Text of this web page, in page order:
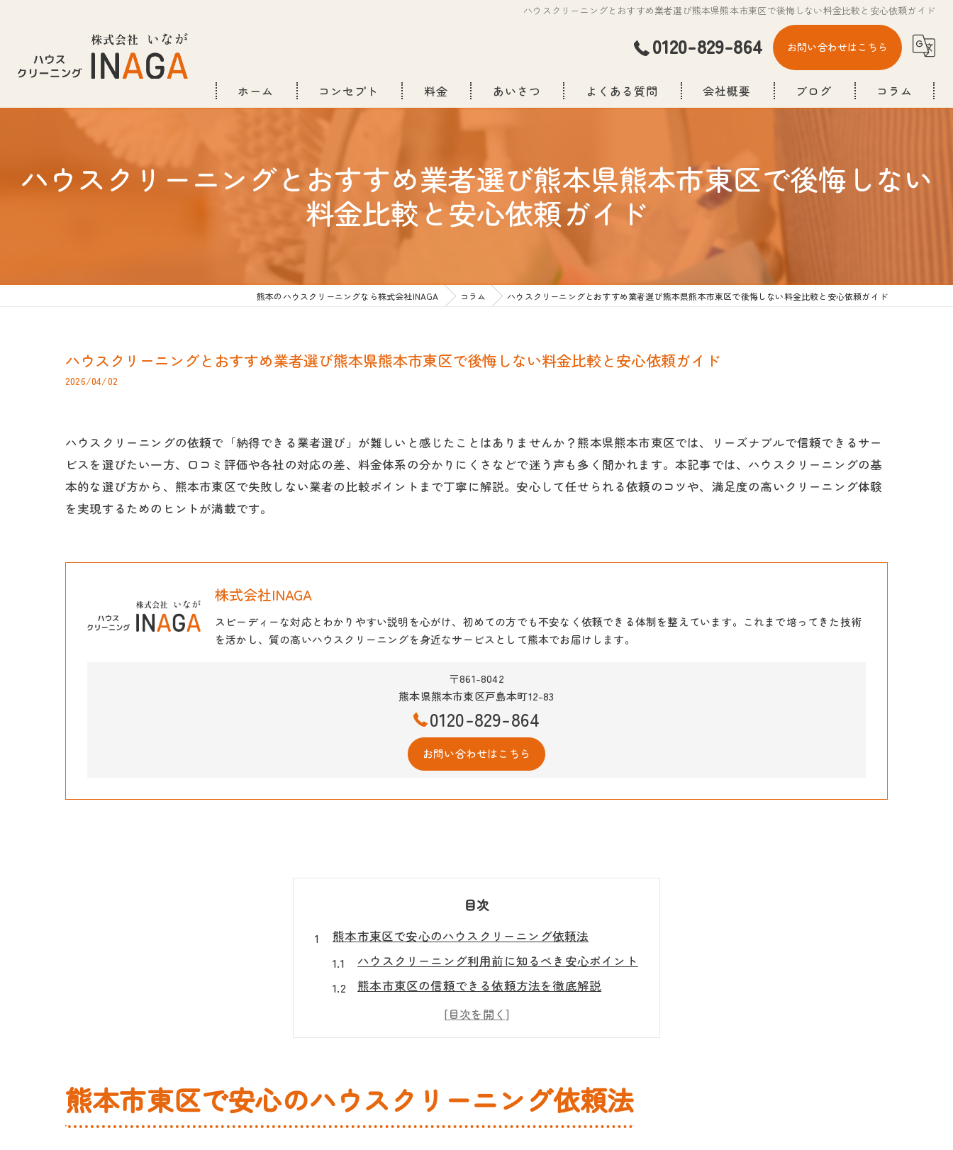
ハウスクリーニングとおすすめ業者選び熊本県熊本市東区で後悔しない料金比較と安心依頼ガイド
0120-829-864 お問い合わせはこちら
ホーム コンセプト 料金 あいさつ よくある質問 会社概要 ブログ コラム
ハウスクリーニングとおすすめ業者選び熊本県熊本市東区で後悔しない
料金比較と安心依頼ガイド
熊本のハウスクリーニングなら株式会社INAGA コラム ハウスクリーニングとおすすめ業者選び熊本県熊本市東区で後悔しない料金比較と安心依頼ガイド
ハウスクリーニングとおすすめ業者選び熊本県熊本市東区で後悔しない料金比較と安心依頼ガイド
2026/04/02
ハウスクリーニングの依頼で「納得できる業者選び」が難しいと感じたことはありませんか？熊本県熊本市東区では、リーズナブルで信頼できるサー
ビスを選びたい一方、口コミ評価や各社の対応の差、料金体系の分かりにくさなどで迷う声も多く聞かれます。本記事では、ハウスクリーニングの基
本的な選び方から、熊本市東区で失敗しない業者の比較ポイントまで丁寧に解説。安心して任せられる依頼のコツや、満足度の高いクリーニング体験
を実現するためのヒントが満載です。
株式会社INAGA
スピーディーな対応とわかりやすい説明を心がけ、初めての方でも不安なく依頼できる体制を整えています。これまで培ってきた技術
を活かし、質の高いハウスクリーニングを身近なサービスとして熊本でお届けします。
〒861-8042
熊本県熊本市東区戸島本町12-83
0120-829-864
お問い合わせはこちら
目次
熊本市東区で安心のハウスクリーニング依頼法
ハウスクリーニング利用前に知るべき安心ポイント
熊本市東区の信頼できる依頼方法を徹底解説
ハウスクリーニング選びで後悔しない判断基準
口コミで見極めるハウスクリーニングの安心感
ハウスクリーニング選びに迷う方必見のコツ
ハウスクリーニング選択時の口コミ活用術
熊本市東区で安心のハウスクリーニング依頼法